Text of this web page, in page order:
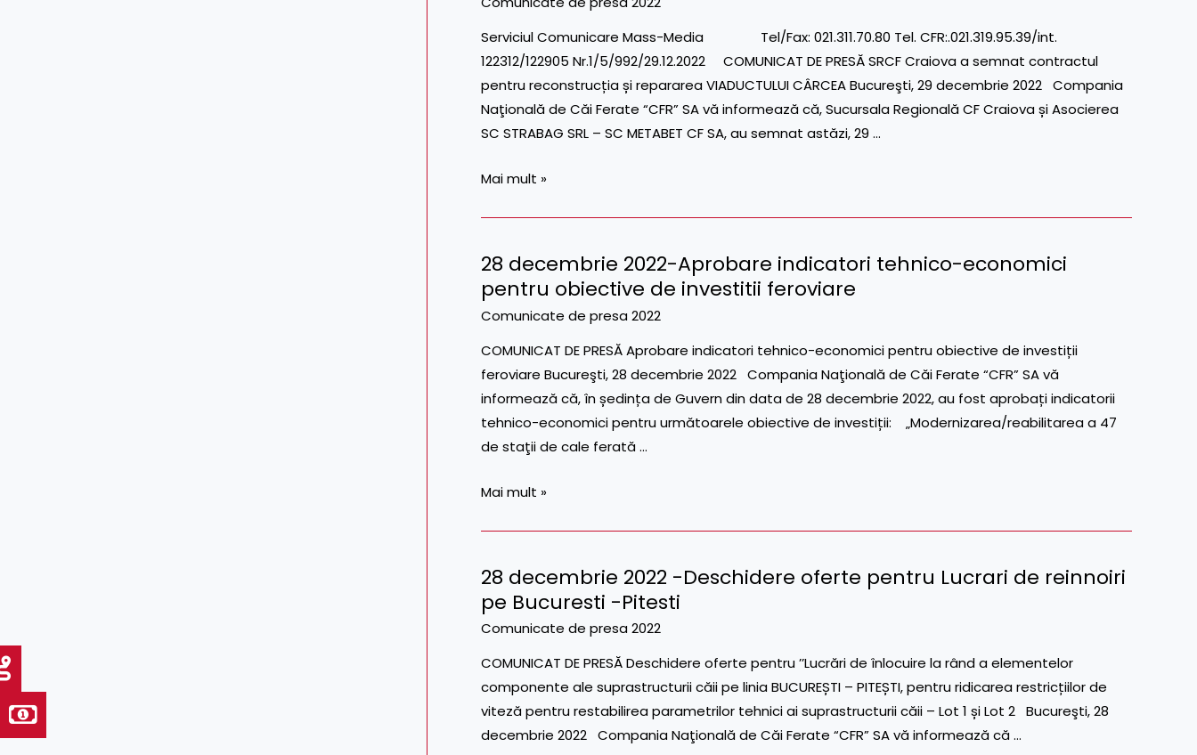
–
Arad
Serviciul Comunicare Mass-Media Tel/Fax: 021.311.70.80 Tel. CFR:.021.319.95.39/int.
122312/122905 Nr.1/5/992/29.12.2022 COMUNICAT DE PRESĂ SRCF Craiova a semnat contractul
pentru reconstrucția și repararea VIADUCTULUI CÂRCEA Bucureşti, 29 decembrie 2022 Compania
Naţională de Căi Ferate “CFR” SA vă informează că, Sucursala Regională CF Craiova și Asocierea
SC STRABAG SRL – SC METABET CF SA, au semnat astăzi, 29 …
SRCF
Craiova
a
semnat
contractul
reconstrucția
și
VIADUCTULUI
CÂRCEA
Mai mult »
28 decembrie 2022-Aprobare indicatori tehnico-economici
pentru obiective de investitii feroviare
Comunicate de presa 2022
COMUNICAT DE PRESĂ Aprobare indicatori tehnico-economici pentru obiective de investiții
feroviare Bucureşti, 28 decembrie 2022 Compania Naţională de Căi Ferate “CFR” SA vă
informează că, în ședința de Guvern din data de 28 decembrie 2022, au fost aprobați indicatorii
tehnico-economici pentru următoarele obiective de investiții: „Modernizarea/reabilitarea a 47
de staţii de cale ferată …
28
decembrie
2022-
indicatori
tehnico-
economici
pentru
obiective
investitii
feroviare
Mai mult »
28 decembrie 2022 -Deschidere oferte pentru Lucrari de reinnoiri
pe Bucuresti -Pitesti
Comunicate de presa 2022
COMUNICAT DE PRESĂ Deschidere oferte pentru ’’Lucrări de înlocuire la rând a elementelor
componente ale suprastructurii căii pe linia BUCUREȘTI – PITEȘTI, pentru ridicarea restricțiilor de
viteză pentru restabilirea parametrilor tehnici ai suprastructurii căii – Lot 1 și Lot 2 Bucureşti, 28
decembrie 2022 Compania Naţională de Căi Ferate “CFR” SA vă informează că …
28
decembrie
2022
Deschidere
oferte
pentru
Lucrari